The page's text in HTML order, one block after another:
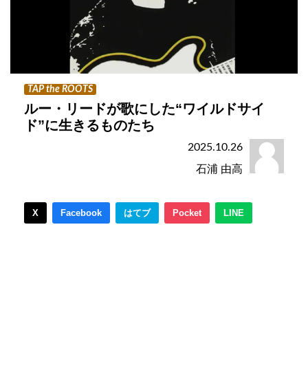
TAP the ROOTS
ルー・リードが歌にした“ワイルドサイ
ド”に生きるものたち
2025.10.26
石浦 由高
X Facebook はてブ Pocket LINE